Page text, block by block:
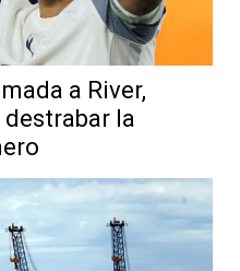
a River,
destrabar la